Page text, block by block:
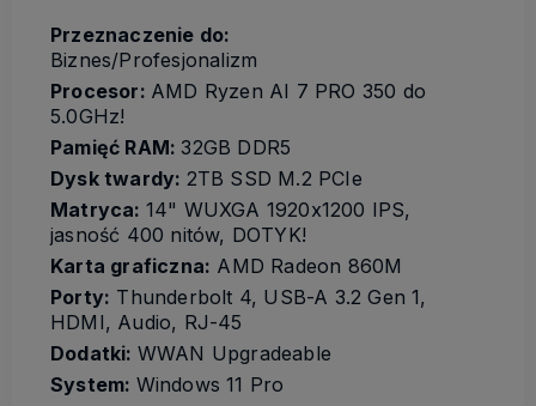
Przeznaczenie do:
Biznes/Profesjonalizm
Procesor: AMD Ryzen AI 7 PRO 350 do
5.0GHz!
Pamięć RAM:32GB DDR5
Dysk twardy: 2TB SSD M.2 PCIe
Matryca: 14" WUXGA 1920x1200 IPS,
jasność 400 nitów, DOTYK!
Karta graficzna: AMD Radeon 860M
Porty: Thunderbolt 4, USB-A 3.2 Gen 1,
HDMI, Audio, RJ-45
Dodatki: WWAN Upgradeable
System: Windows 11 Pro